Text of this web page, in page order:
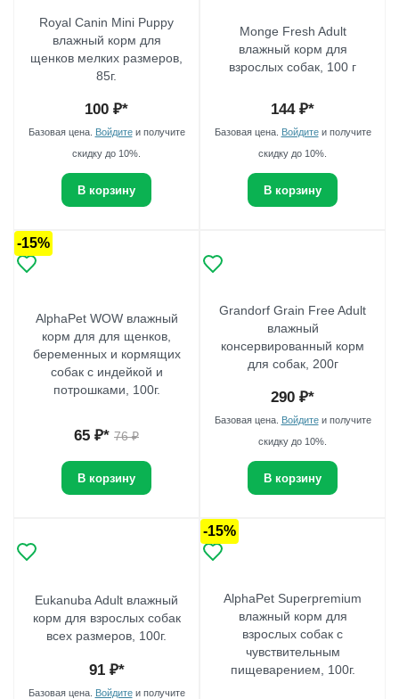
Royal Canin Mini Puppy
влажный корм для
щенков мелких размеров,
85г.
100 ₽*
Базовая цена. Войдитеи получите
скидку до 10%.
В корзину
Monge Fresh Adult
влажный корм для
взрослых собак, 100 г
144₽*
Базовая цена. Войдитеи получите
скидку до 10%.
В корзину
-15%
AlphaPet WOW влажный
корм для для щенков,
беременных и кормящих
собак с индейкой и
потрошками, 100г.
65 ₽* 76₽
В корзину
Grandorf Grain Free Adult
влажный
консервированный корм
для собак, 200г
290 ₽*
Базовая цена. Войдитеи получите
скидку до 10%.
В корзину
Eukanuba Adult влажный
корм для взрослых собак
всех размеров, 100г.
91₽*
Базовая цена. Войдитеи получите
-15%
AlphaPet Superpremium
влажный корм для
взрослых собак с
чувствительным
пищеварением, 100г.